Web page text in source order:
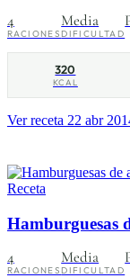
4
RACIONES
Media
DIFICULTAD
320
KCAL
Ver receta 22 abr
Receta
Hamburguesas
4
RACIONES
Media
DIFICULTAD